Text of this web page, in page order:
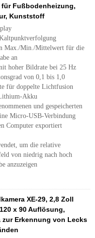
Fußbodenheizung,
Kunststoff
Max./Min./Mittelwert für die
an
hoher Bildrate bei 25 Hz
von 0,1 bis 1,0
für doppelte Lichtfusion
Akku
und gespeicherten
Micro-USB-Verbindung
Computer exportiert
um die relative
von niedrig nach hoch
anzuzeigen
XE-29, 2,8 Zoll
x 90 Auflösung,
zur Erkennung von Lecks